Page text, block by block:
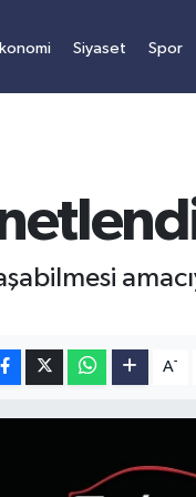
Siyaset Spor
A-